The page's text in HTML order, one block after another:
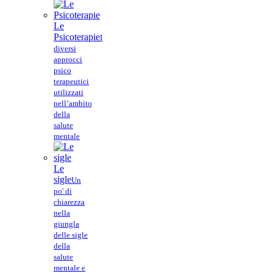
Le
PsicoterapieI
diversi
approcci
psico
terapeutici
utilizzati
nell’ambito
della
salute
mentale
Le
sigleUn
po' di
chiarezza
nella
giungla
delle sigle
della
salute
mentale e